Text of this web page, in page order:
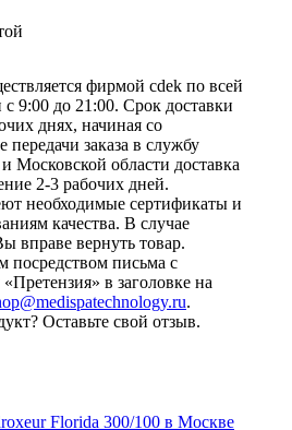
фирмой cdek по всей
9:00 до 21:00. Срок доставки
днях, начиная со
заказа в службу
Московской области доставка
2-3 рабочих дней.
необходимые сертификаты и
качества. В случае
вправе вернуть товар.
посредством письма с
в заголовке на
.
Оставьте свой отзыв.